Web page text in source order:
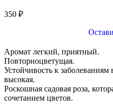
350 ₽
Аромат легкий, приятный.
Повторноцветущая.
Устойчивость к
высокая.
Роскошная садовая роза,
сочетанием цветов.